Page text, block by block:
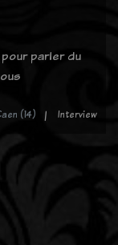
pour parler du
(14) Interview